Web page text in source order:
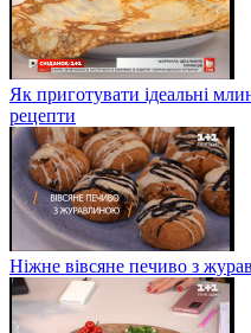
Як приготувати ідеальні
рецепти
Ніжне вівсяне печиво з